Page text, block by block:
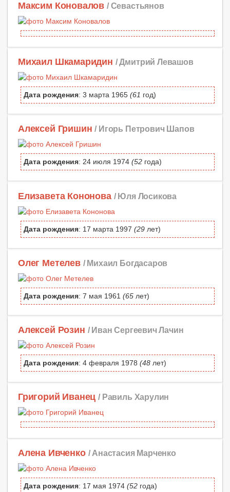
Максим Коновалов / Севастьянов
Михаил Шкамаридин / Дмитрий Левашов
Дата рождения: 3 марта 1965 (61 год)
Алексей Гришин / Игорь Петрович Шапов
Дата рождения: 24 июля 1974 (52 года)
Елизавета Кононова / Юля Лосикова
Дата рождения: 17 марта 1997 (29 лет)
Олег Метелев / Михаил Богдасаров
Дата рождения: 7 мая 1961 (65 лет)
Алексей Розин / Иван Сергеевич Лачин
Дата рождения: 4 февраля 1978 (48 лет)
Григорий Иванец / Равиль Харулин
Алена Ивченко / Анастасия Марченко
Дата рождения: 17 мая 1974 (52 года)